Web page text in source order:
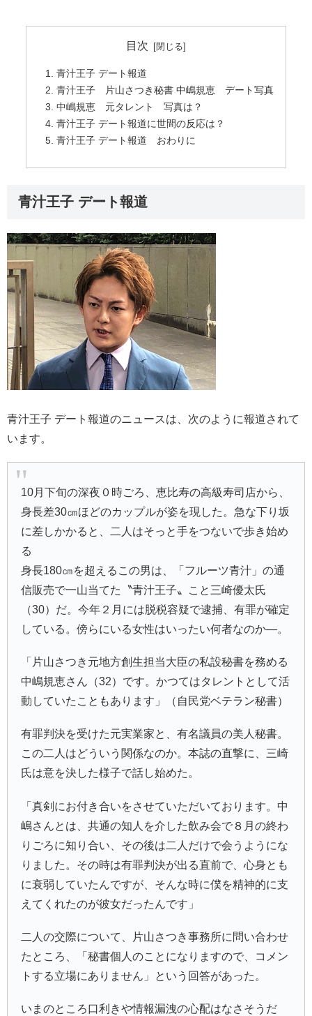
目次
青汁王子 デート報道
青汁王子 片山さつき秘書 中嶋規恵 デート写真
中嶋規恵 元タレント 写真は？
青汁王子 デート報道に世間の反応は？
青汁王子 デート報道 おわりに
青汁王子 デート報道
青汁王子 デート報道のニュースは、次のように報道されて
います。
10月下旬の深夜０時ごろ、恵比寿の高級寿司店から、
身長差30㎝ほどのカップルが姿を現した。急な下り坂
に差しかかると、二人はそっと手をつないで歩き始め
る
身長180㎝を超えるこの男は、「フルーツ青汁」の通
信販売で一山当てた〝青汁王子〟こと三崎優太氏
（30）だ。今年２月には脱税容疑で逮捕、有罪が確定
している。傍らにいる女性はいったい何者なのか―。
「片山さつき元地方創生担当大臣の私設秘書を務める
中嶋規恵さん（32）です。かつてはタレントとして活
動していたこともあります」（自民党ベテラン秘書）
有罪判決を受けた元実業家と、有名議員の美人秘書。
この二人はどういう関係なのか。本誌の直撃に、三崎
氏は意を決した様子で話し始めた。
「真剣にお付き合いをさせていただいております。中
嶋さんとは、共通の知人を介した飲み会で８月の終わ
りごろに知り合い、その後は二人だけで会うようにな
りました。その時は有罪判決が出る直前で、心身とも
に衰弱していたんですが、そんな時に僕を精神的に支
えてくれたのが彼女だったんです」
二人の交際について、片山さつき事務所に問い合わせ
たところ、「秘書個人のことになりますので、コメン
トする立場にありません」という回答があった。
いまのところ口利きや情報漏洩の心配はなさそうだ